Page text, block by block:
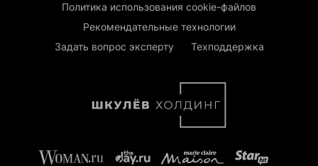
Политика использования cookie-файлов
Рекомендательные технологии
Задать вопрос эксперту
Техподдержка